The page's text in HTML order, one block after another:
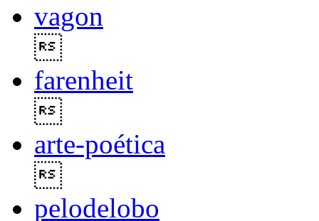
vagon
farenheit
arte-poética
pelodelobo